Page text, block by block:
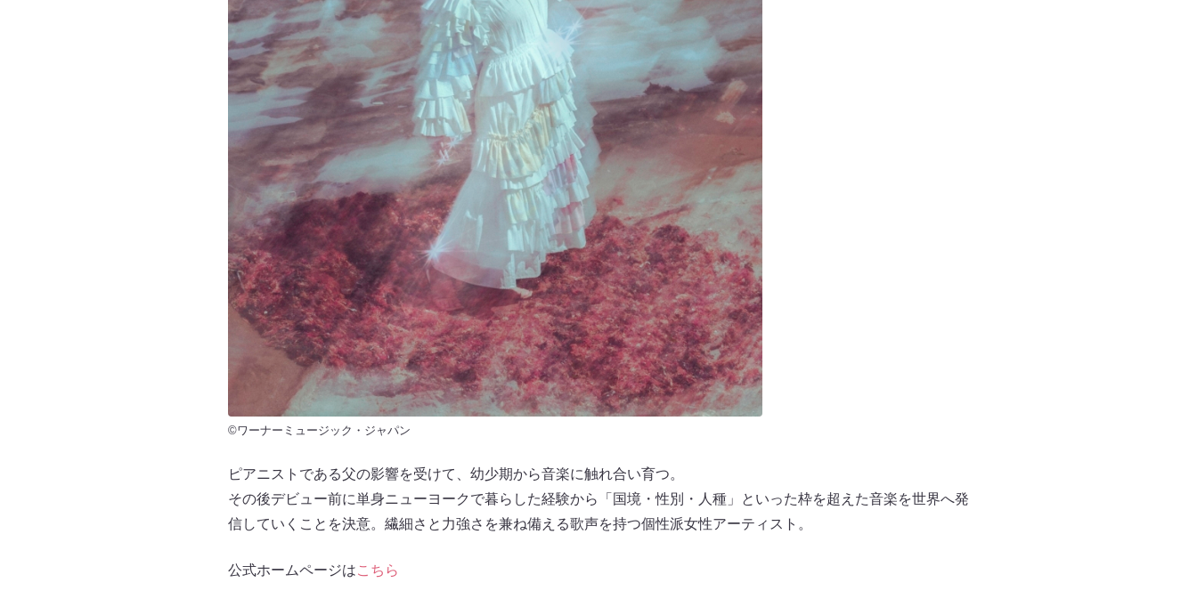
©ワーナーミュージック・ジャパン
ピアニストである父の影響を受けて、幼少期から音楽に触れ合い育つ。
その後デビュー前に単身ニューヨークで暮らした経験から「国境・性別・人種」といった枠を超えた音楽を世界へ発
信していくことを決意。繊細さと力強さを兼ね備える歌声を持つ個性派女性アーティスト。
公式ホームページはこちら